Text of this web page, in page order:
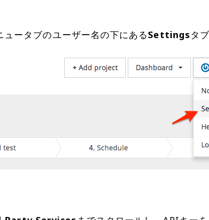
ュータブのユーザー名の下にあるSettings